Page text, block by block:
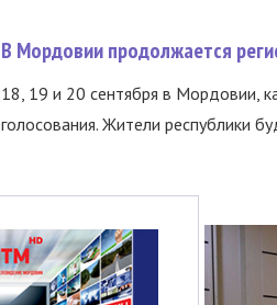
В Мордовии продолжается
18, 19 и 20 сентября в Мордовии,
голосования. Жители республики